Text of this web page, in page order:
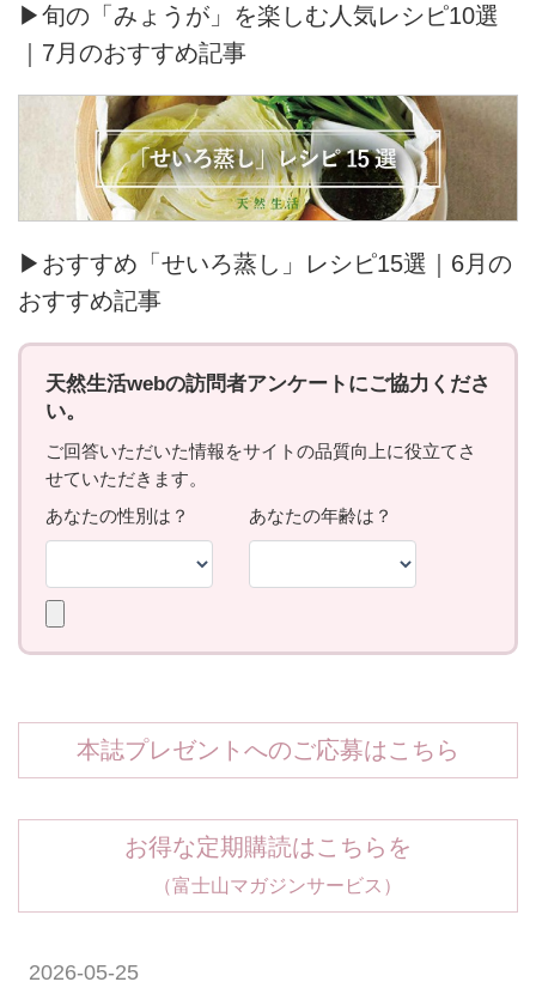
▶旬の「みょうが」を楽しむ人気レシピ10選
｜7月のおすすめ記事
▶おすすめ「せいろ蒸し」レシピ15選｜6月の
おすすめ記事
本誌プレゼントへのご応募はこちら
お得な定期購読はこちらを
（富士山マガジンサービス）
2026-05-25